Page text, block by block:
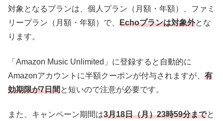
対象となるプランは、個人プラン（月額・年額）、ファミ
リープラン（月額・年額）で、 Echoプランは対象外とな
ります。
「Amazon Music Unlimited」に登録すると自動的に
Amazonアカウントに半額クーポンが付与されますが、 有
効期限が7日間と短いので注意が必要です。
また、キャンペーン期間は3月18日（月）23時59分までと